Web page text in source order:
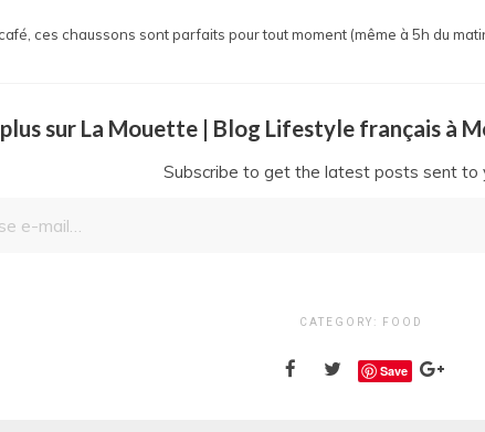
ces chaussons sont parfaits pour tout moment (même à 5h du
sur La Mouette | Blog Lifestyle français à
Subscribe to get the latest posts sent to
CATEGORY: FOOD
Save